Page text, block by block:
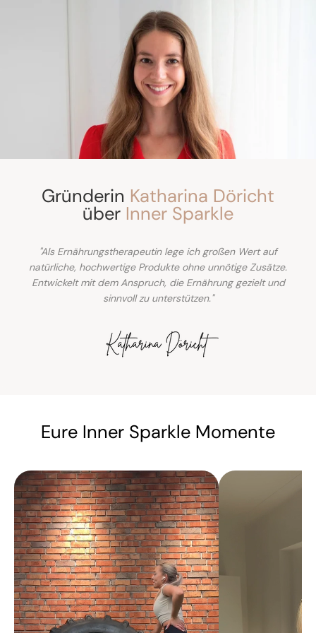
Gründerin Katharina Döricht
über Inner Sparkle
"Als Ernährungstherapeutin lege ich großen Wert auf
natürliche, hochwertige Produkte ohne unnötige Zusätze.
Entwickelt mit dem Anspruch, die Ernährung gezielt und
sinnvoll zu unterstützen."
Eure Inner Sparkle Momente